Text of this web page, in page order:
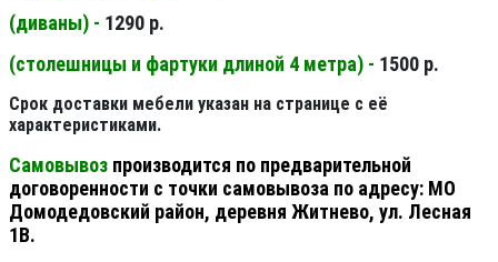
(диваны) - 1290 р.
(столешницы и фартуки длиной 4 метра) - 1500 р.
Срок доставки мебели указан на странице с её
характеристиками.
Самовывоз производится по предварительной
договоренности с точки самовывоза по адресу: МО
Домодедовский район, деревня Житнево, ул. Лесная
1В.